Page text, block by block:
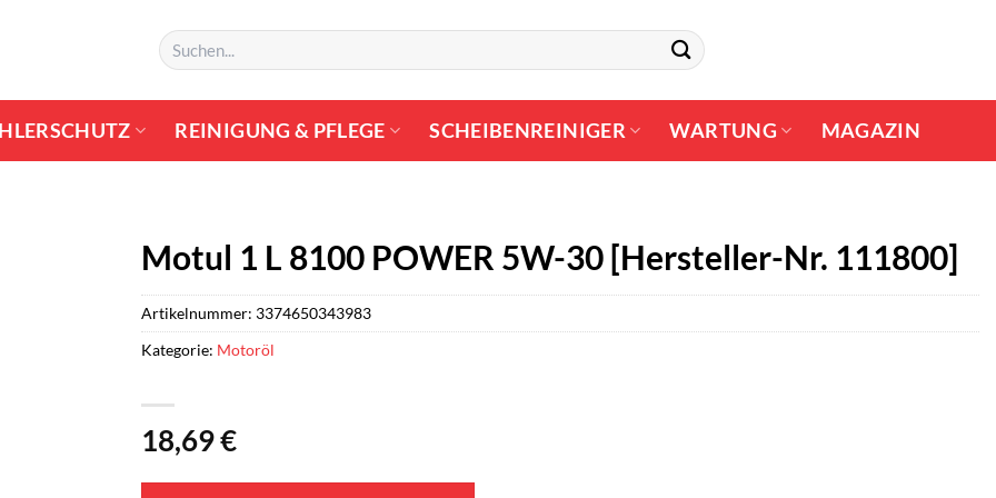
Suchen
nach:
REINIGUNG & PFLEGE SCHEIBENREINIGER WARTUNG MAGAZIN
Motul 1 L 8100 POWER 5W-30 [Hersteller-Nr. 111800]
18,69€
Artikelnummer: 3374650343983
Kategorie: Motoröl